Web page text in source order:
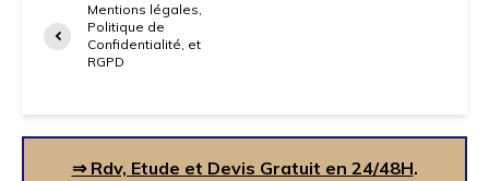
Mentions légales,
Politique de
Confidentialité, et
RGPD
⇒ Rdv, Etude et Devis Gratuit en 24/48H.